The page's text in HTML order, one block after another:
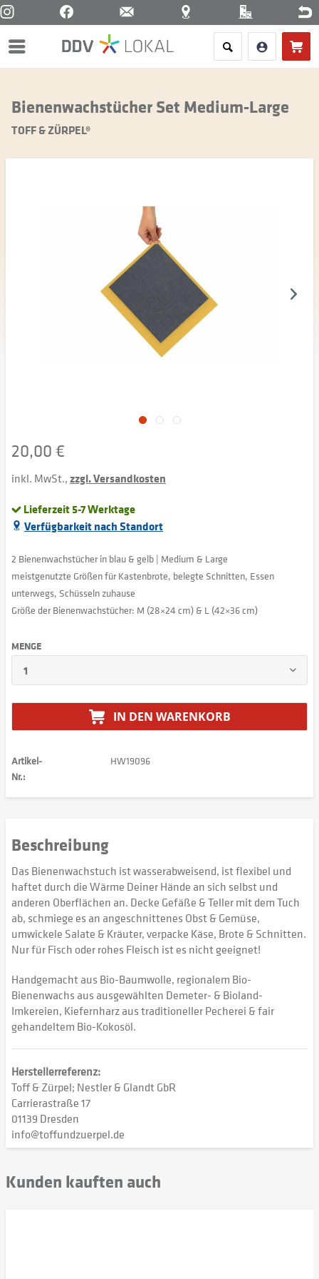
Menü
Bienenwachstücher Set Medium-Large
TOFF & ZÜRPEL®
20,00 €
inkl. MwSt.,zzgl. Versandkosten
Lieferzeit 5-7 Werktage
Verfügbarkeit nach Standort
2 Bienenwachstücher in blau & gelb | Medium & Large
meistgenutzte Größen für Kastenbrote, belegte Schnitten, Essen
unterwegs, Schüsseln zuhause
Größe der Bienenwachstücher: M (28×24 cm) & L (42×36 cm)
MENGE
IN DEN WARENKORB
Artikel-
Nr.:
HW19096
Beschreibung
Das Bienenwachstuch ist wasserabweisend, ist flexibel und
haftet durch die Wärme Deiner Hände an sich selbst und
anderen Oberflächen an. Decke Gefäße & Teller mit dem Tuch
ab, schmiege es an angeschnittenes Obst & Gemüse,
umwickele Salate & Kräuter, verpacke Käse, Brote & Schnitten.
Nur für Fisch oder rohes Fleisch ist es nicht geeignet!
Handgemacht aus Bio-Baumwolle, regionalem Bio-
Bienenwachs aus ausgewählten Demeter- & Bioland-
Imkereien, Kiefernharz aus traditioneller Pecherei & fair
gehandeltem Bio-Kokosöl.
Herstellerreferenz:
Toff & Zürpel; Nestler & Glandt GbR
Carrierastraße 17
01139 Dresden
info@toffundzuerpel.de
Kunden kauften auch